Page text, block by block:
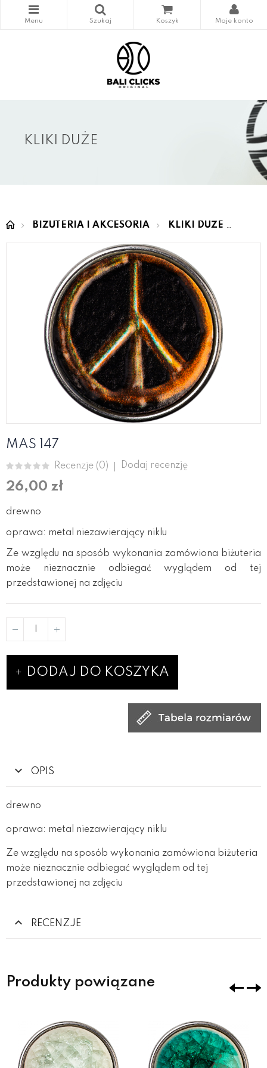
KLIKI DUŻE
BIŻUTERIA I AKCESORIA KLIKI DUŻE
MAS 147
Recenzje (0) Dodaj recenzję
26,00 zł
drewno
oprawa: metal niezawierający niklu
Ze względu na sposób wykonania zamówiona biżuteria
może nieznacznie odbiegać wyglądem od tej
przedstawionej na zdjęciu
DODAJ DO KOSZYKA
OPIS
drewno
oprawa: metal niezawierający niklu
Ze względu na sposób wykonania zamówiona biżuteria
może nieznacznie odbiegać wyglądem od tej
przedstawionej na zdjęciu
RECENZJE
Produkty powiązane